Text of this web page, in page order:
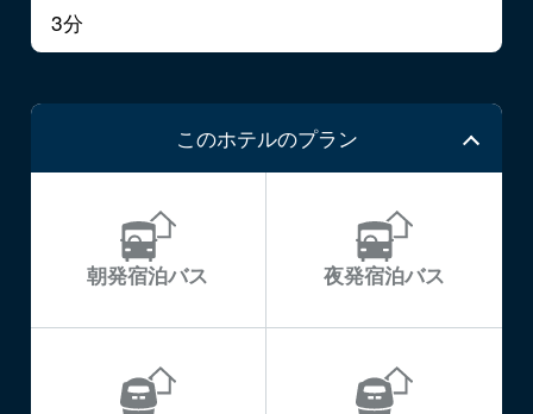
3分
このホテルのプラン
朝発宿泊バス 夜発宿泊バス